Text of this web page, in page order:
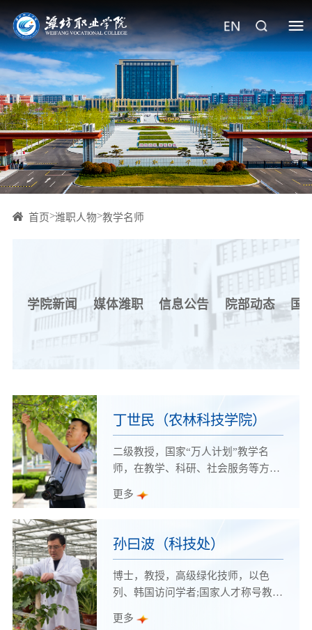
学院新闻 媒体潍职 信息公告 院部动态 国
首页>潍职人物>教学名师
丁世民（农林科技学院）
二级教授，国家“万人计划”教学名
师，在教学、科研、社会服务等方面
先生。
更多
孙曰波（科技处）
博士，教授，高级绿化技师，以色
列、韩国访问学者;国家人才称号教学
更多